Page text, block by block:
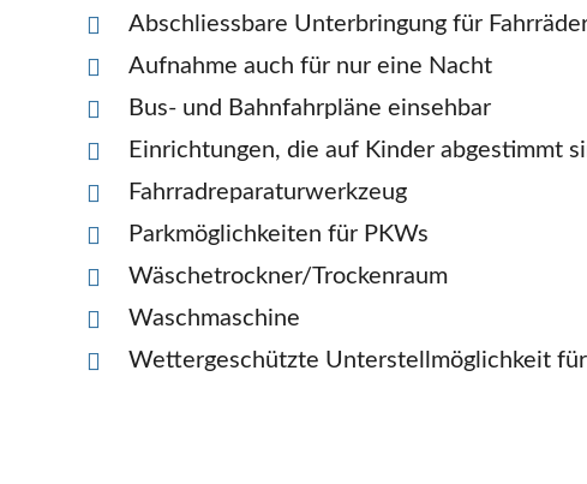
Abschliessbare Unterbringung für
Aufnahme auch für nur eine Nacht
Bus- und Bahnfahrpläne einsehbar
Einrichtungen, die auf Kinder abgestimmt
Fahrradreparaturwerkzeug
Parkmöglichkeiten für PKWs
Wäschetrockner/Trockenraum
Waschmaschine
Wettergeschützte Unterstellmöglichkeit